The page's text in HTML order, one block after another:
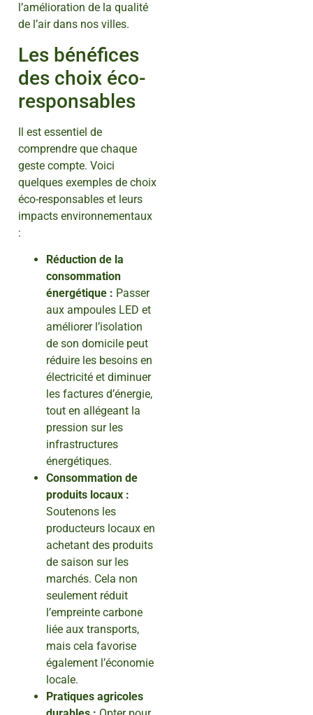
l’amélioration de la qualité
de l’air dans nos villes.
Les bénéfices
des choix éco-
responsables
Il est essentiel de
comprendre que chaque
geste compte. Voici
quelques exemples de choix
éco-responsables et leurs
impacts environnementaux
:
Réduction de la
consommation
énergétique : Passer
aux ampoules LED et
améliorer l’isolation
de son domicile peut
réduire les besoins en
électricité et diminuer
les factures d’énergie,
tout en allégeant la
pression sur les
infrastructures
énergétiques.
Consommation de
produits locaux :
Soutenons les
producteurs locaux en
achetant des produits
de saison sur les
marchés. Cela non
seulement réduit
l’empreinte carbone
liée aux transports,
mais cela favorise
également l’économie
locale.
Pratiques agricoles